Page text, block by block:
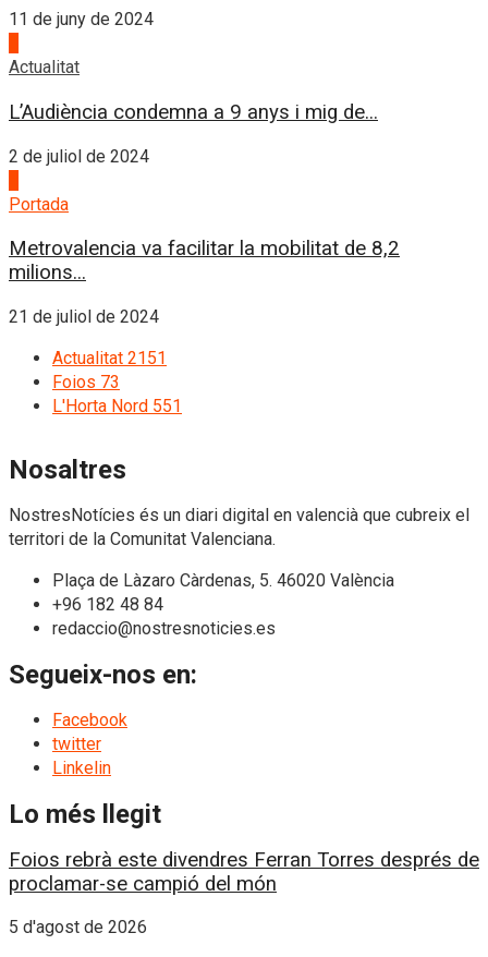
11 de juny de 2024
Actualitat
L’Audiència condemna a 9 anys i mig de...
2 de juliol de 2024
Portada
Metrovalencia va facilitar la mobilitat de 8,2
milions...
21 de juliol de 2024
Actualitat 2151
Foios 73
L'Horta Nord 551
Nosaltres
NostresNotícies és un diari digital en valencià que cubreix el
territori de la Comunitat Valenciana.
Plaça de Làzaro Càrdenas, 5. 46020 València
+96 182 48 84
redaccio@nostresnoticies.es
Segueix-nos en:
Facebook
twitter
Linkelin
Lo més llegit
Foios rebrà este divendres Ferran Torres després de
proclamar-se campió del món
5 d'agost de 2026